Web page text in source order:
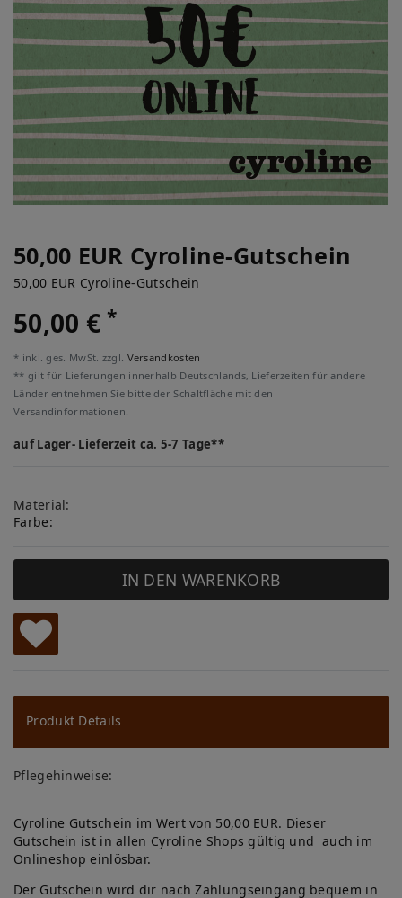
50,00 EUR Cyroline-Gutschein
50,00 EUR Cyroline-Gutschein
50,00 €*
* inkl. ges. MwSt. zzgl. Versandkosten
** gilt für Lieferungen innerhalb Deutschlands, Lieferzeiten für andere
Länder entnehmen Sie bitte der Schaltfläche mit den
Versandinformationen.
auf Lager- Lieferzeit ca. 5-7 Tage**
Material:
Farbe:
IN DEN WARENKORB
W
u
ns
ch
lis
te
Produkt Details
Pflegehinweise:
Cyroline Gutschein im Wert von 50,00 EUR. Dieser
Gutschein ist in allen Cyroline Shops gültig und auch im
Onlineshop einlösbar.
Der Gutschein wird dir nach Zahlungseingang bequem in